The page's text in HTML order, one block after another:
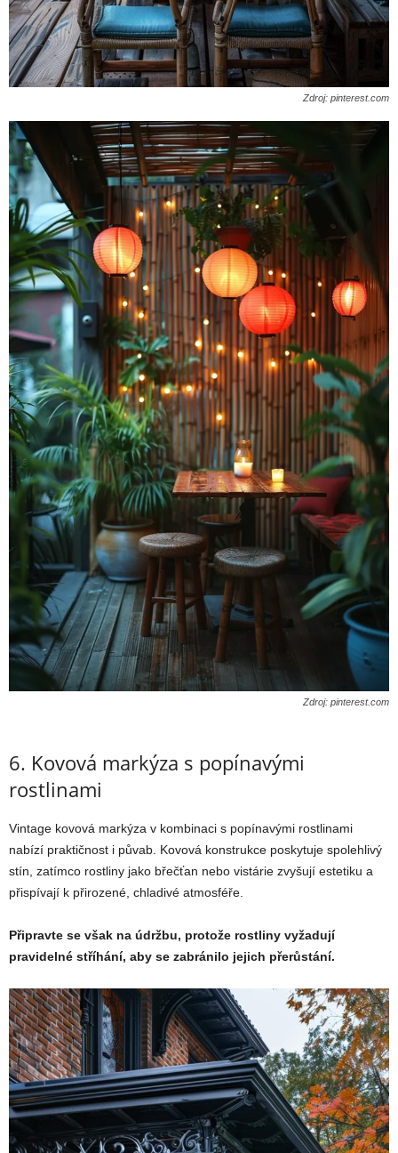
Zdroj: pinterest.com
Zdroj: pinterest.com
6. Kovová markýza s popínavými
rostlinami
Vintage kovová markýza v kombinaci s popínavými rostlinami
nabízí praktičnost i půvab. Kovová konstrukce poskytuje spolehlivý
stín, zatímco rostliny jako břečťan nebo vistárie zvyšují estetiku a
přispívají k přirozené, chladivé atmosféře.
Připravte se však na údržbu, protože rostliny vyžadují
pravidelné stříhání, aby se zabránilo jejich přerůstání.